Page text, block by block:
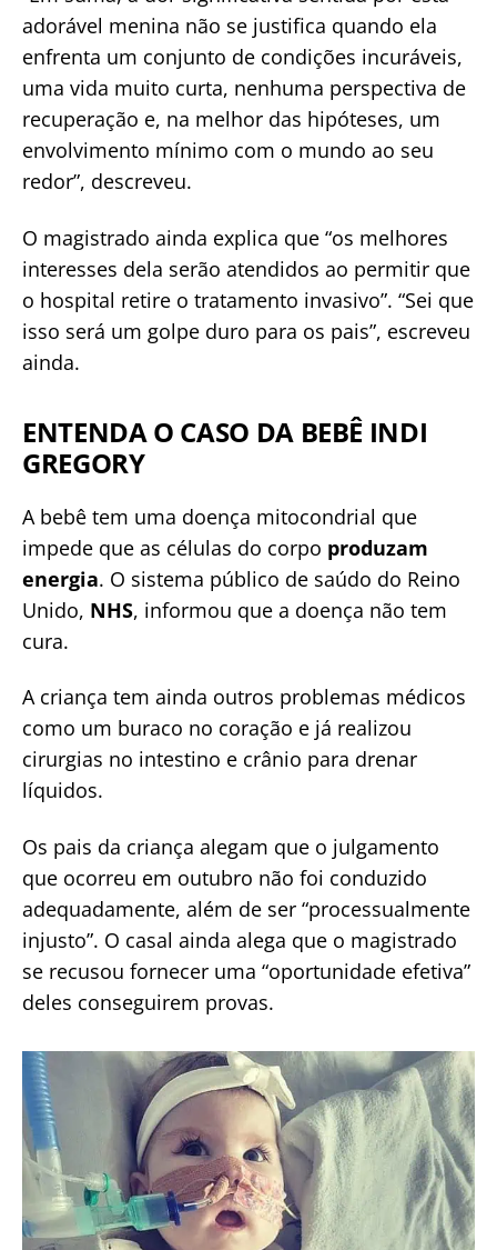
adorável menina não se justifica quando ela
enfrenta um conjunto de condições incuráveis,
uma vida muito curta, nenhuma perspectiva de
recuperação e, na melhor das hipóteses, um
envolvimento mínimo com o mundo ao seu
redor”, descreveu.
O magistrado ainda explica que “os melhores
interesses dela serão atendidos ao permitir que
o hospital retire o tratamento invasivo”. “Sei que
isso será um golpe duro para os pais”, escreveu
ainda.
ENTENDA O CASO DA BEBÊ INDI
GREGORY
A bebê tem uma doença mitocondrial que
impede que as células do corpo produzam
energia. O sistema público de saúdo do Reino
Unido, NHS, informou que a doença não tem
cura.
A criança tem ainda outros problemas médicos
como um buraco no coração e já realizou
cirurgias no intestino e crânio para drenar
líquidos.
Os pais da criança alegam que o julgamento
que ocorreu em outubro não foi conduzido
adequadamente, além de ser “processualmente
injusto”. O casal ainda alega que o magistrado
se recusou fornecer uma “oportunidade efetiva”
deles conseguirem provas.